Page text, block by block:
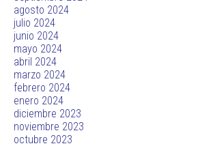
agosto 2024
julio 2024
junio 2024
mayo 2024
abril 2024
marzo 2024
febrero 2024
enero 2024
diciembre 2023
noviembre 2023
octubre 2023